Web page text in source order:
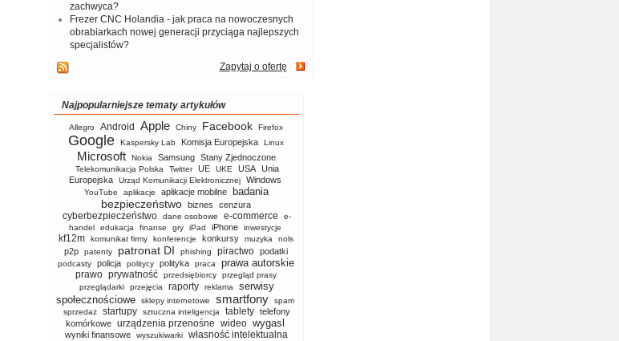
zachwyca?
Frezer CNC Holandia - jak praca na nowoczesnych
obrabiarkach nowej generacji przyciąga najlepszych
specjalistów?
Zapytaj o ofertę
Najpopularniejsze tematy artykułów
Allegro Android Apple Chiny Facebook Firefox
Google Kaspersky Lab Komisja Europejska Linux
Microsoft Nokia Samsung Stany Zjednoczone
Telekomunikacja Polska Twitter UE UKE USA
Unia
Europejska
Urząd Komunikacji Elektronicznej Windows
YouTube aplikacje aplikacje mobilne badania
bezpieczeństwo biznes cenzura
cyberbezpieczeństwo dane osobowe e-commerce
e-
handel
edukacja finanse gry iPad iPhone inwestycje
kf12m komunikat firmy konferencje konkursy muzyka nols
p2p patenty patronat DI phishing piractwo podatki
podcasty policja politycy polityka praca prawa autorskie
prawo prywatność przedsiębiorcy
przegląd prasy
przeglądarki
przejęcia raporty reklama
serwisy
społecznościowe
sklepy internetowe smartfony
spam
sprzedaż
startupy sztuczna inteligencja tablety telefony
komórkowe urządzenia przenośne wideo wygasl
wyniki finansowe wyszukiwarki własność intelektualna